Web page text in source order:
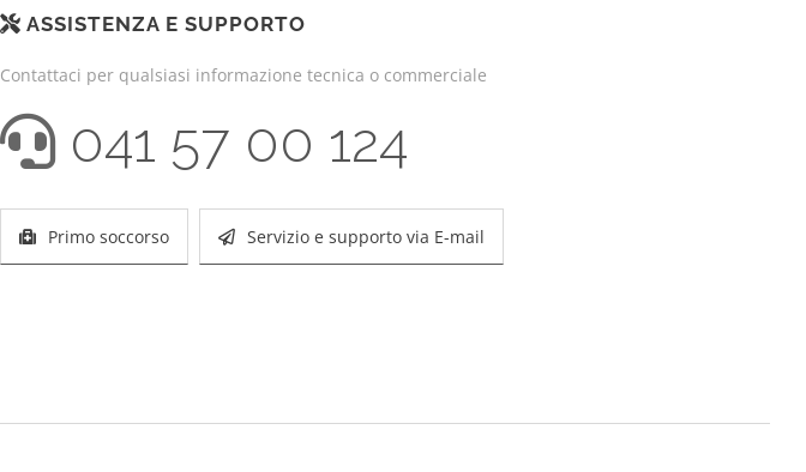
ASSISTENZA E SUPPORTO
Contattaci per qualsiasi informazione tecnica o commerciale
041 57 00 124
Primo soccorso Servizio e supporto via E-mail